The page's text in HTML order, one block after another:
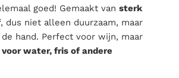
goed! Gemaakt van sterk
, dus niet alleen duurzaam, maar
hand. Perfect voor wijn, maar
water, fris of andere